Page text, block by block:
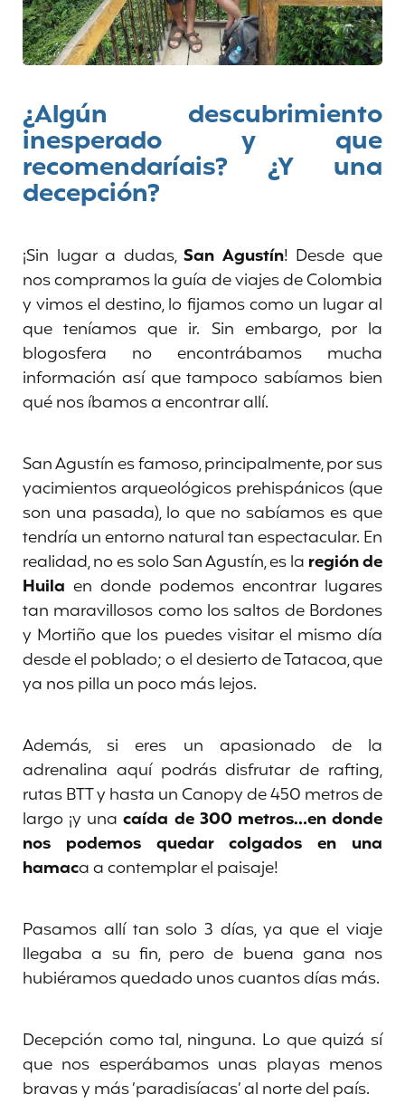
¿Algún descubrimiento
inesperado y que
recomendaríais? ¿Y una
decepción?
¡Sin lugar a dudas,San Agustín! Desde que
nos compramos la guía de viajes de Colombia
y vimos el destino, lo fijamos como un lugar al
que teníamos que ir. Sin embargo, por la
blogosfera no encontrábamos mucha
información así que tampoco sabíamos bien
qué nos íbamos a encontrar allí.
San Agustín es famoso, principalmente, por sus
yacimientos arqueológicos prehispánicos (que
son una pasada), lo que no sabíamos es que
tendría un entorno natural tan espectacular. En
realidad, no es solo San Agustín, es la región de
Huila en donde podemos encontrar lugares
tan maravillosos como los saltos de Bordones
y Mortiño que los puedes visitar el mismo día
desde el poblado; o el desierto de Tatacoa, que
ya nos pilla un poco más lejos.
Además, si eres un apasionado de la
adrenalina aquí podrás disfrutar de rafting,
rutas BTT y hasta un Canopy de 450 metros de
largo ¡y unacaída de 300 metros…en donde
nos podemos quedar colgados en una
hamaca a contemplar el paisaje!
Pasamos allí tan solo 3 días, ya que el viaje
llegaba a su fin, pero de buena gana nos
hubiéramos quedado unos cuantos días más.
Decepción como tal, ninguna. Lo que quizá sí
que nos esperábamos unas playas menos
bravas y más ‘paradisíacas’ al norte del país.